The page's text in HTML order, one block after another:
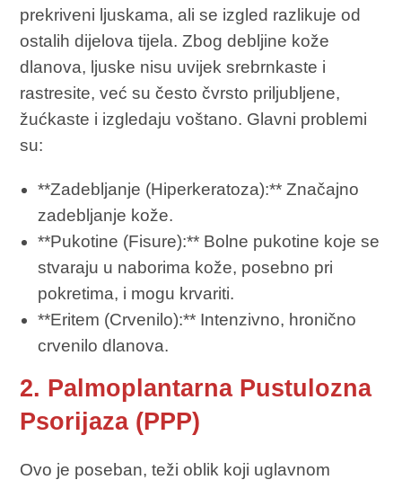
prekriveni ljuskama, ali se izgled razlikuje od
ostalih dijelova tijela. Zbog debljine kože
dlanova, ljuske nisu uvijek srebrnkaste i
rastresite, već su često čvrsto priljubljene,
žućkaste i izgledaju voštano. Glavni problemi
su:
**Zadebljanje (Hiperkeratoza):** Značajno
zadebljanje kože.
**Pukotine (Fisure):** Bolne pukotine koje se
stvaraju u naborima kože, posebno pri
pokretima, i mogu krvariti.
**Eritem (Crvenilo):** Intenzivno, hronično
crvenilo dlanova.
2. Palmoplantarna Pustulozna
Psorijaza (PPP)
Ovo je poseban, teži oblik koji uglavnom